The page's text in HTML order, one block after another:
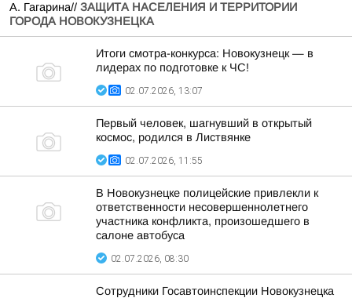
А. Гагарина// ЗАЩИТА НАСЕЛЕНИЯ И ТЕРРИТОРИИ
ГОРОДА НОВОКУЗНЕЦКА
Итоги смотра-конкурса: Новокузнецк — в
лидерах по подготовке к ЧС!
02.07.2026, 13:07
Первый человек, шагнувший в открытый
космос, родился в Листвянке
02.07.2026, 11:55
В Новокузнецке полицейские привлекли к
ответственности несовершеннолетнего
участника конфликта, произошедшего в
салоне автобуса
02.07.2026, 08:30
Сотрудники Госавтоинспекции Новокузнецка